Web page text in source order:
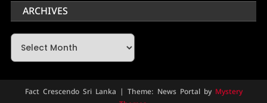
ARCHIVES
Archives
Fact Crescendo Sri Lanka | Theme: News Portal by Mystery